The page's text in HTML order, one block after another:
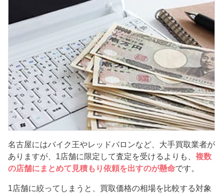
名古屋にはバイク王やレッドバロンなど、大手買取業者が
ありますが、1店舗に限定して査定を受けるよりも、 複数
の店舗にまとめて見積もり依頼を出すのが懸命です。
1店舗に絞ってしまうと、買取価格の相場を比較する対象